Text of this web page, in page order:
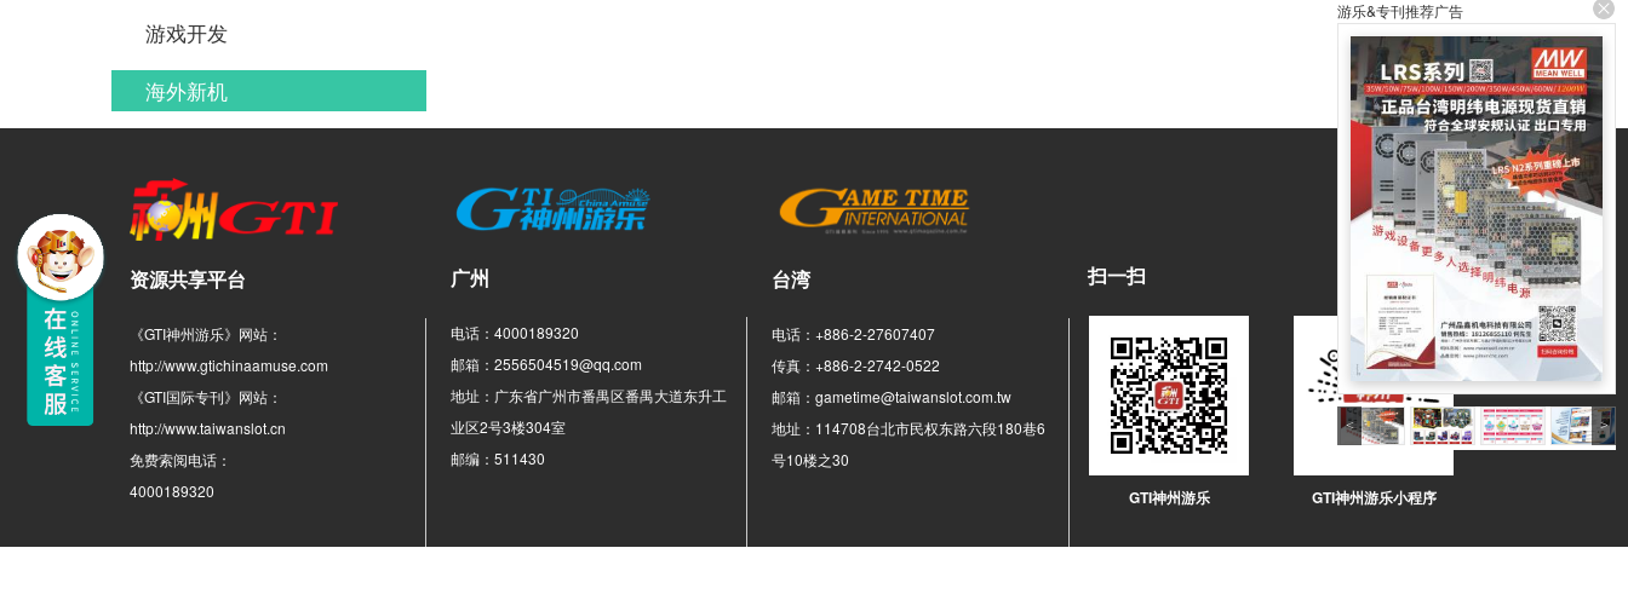
游戏开发
海外新机
资源共享平台
《GTI神州游乐》网站：
http://www.gtichinaamuse.com
《GTI国际专刊》网站：
http://www.taiwanslot.cn
免费索阅电话：
4000189320
广州
电话：4000189320
邮箱：2556504519@qq.com
地址：广东省广州市番禺区番禺大道东升工
业区2号3楼304室
邮编：511430
台湾
电话：+886-2-27607407
传真：+886-2-2742-0522
邮箱：gametime@taiwanslot.com.tw
地址：114708台北市民权东路六段180巷6
号10楼之30
扫一扫
GTI神州游乐 GTI神州游乐小程序
游乐&专刊推荐广告